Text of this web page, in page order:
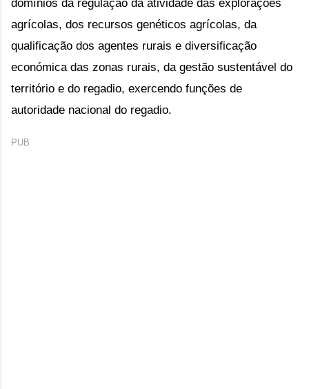
domínios da regulação da atividade das explorações
agrícolas, dos recursos genéticos agrícolas, da
qualificação dos agentes rurais e diversificação
económica das zonas rurais, da gestão sustentável do
território e do regadio, exercendo funções de
autoridade nacional do regadio.
PUB